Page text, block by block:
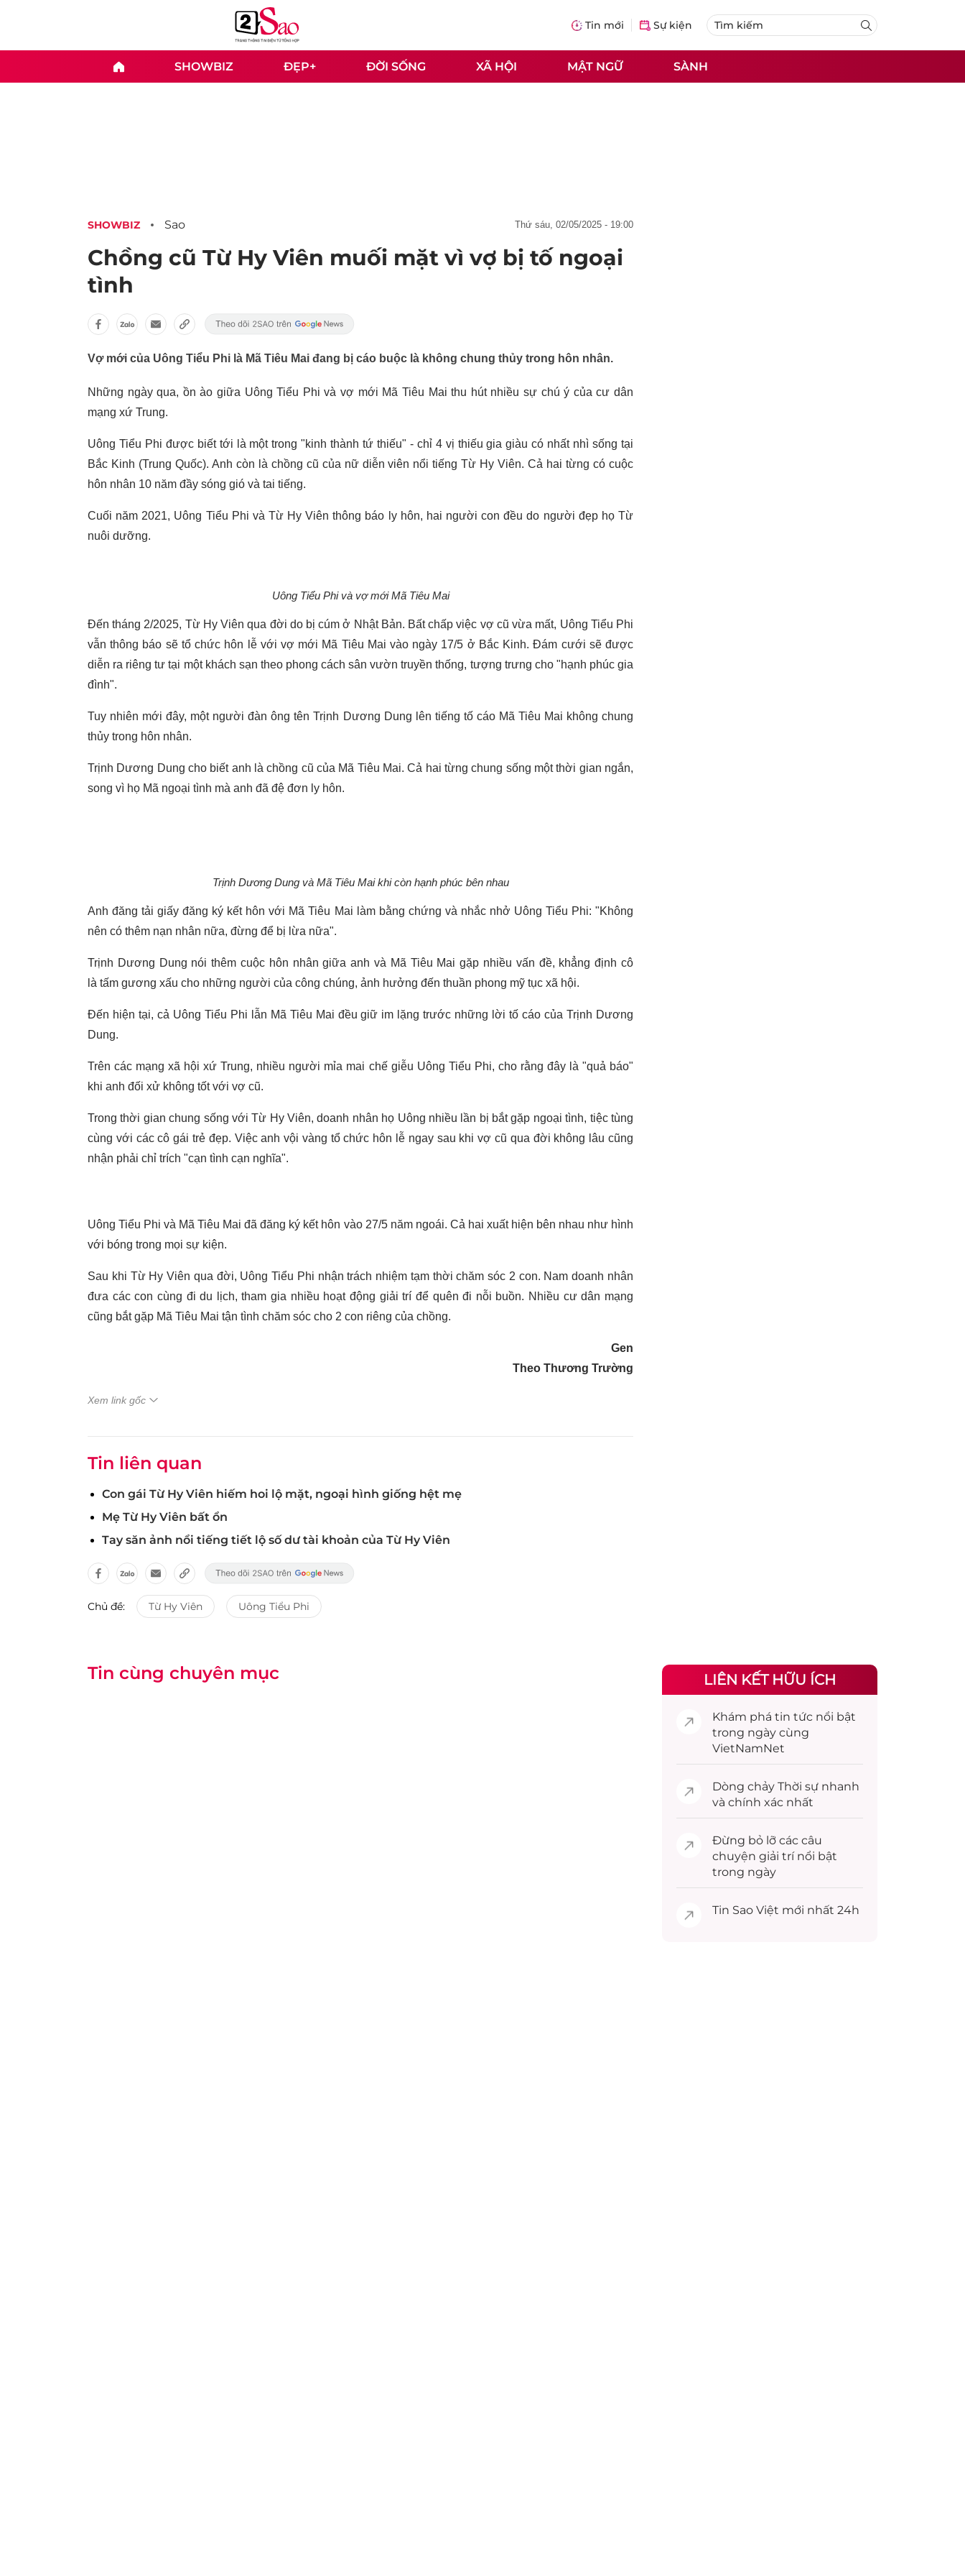
Tin mới Sự kiện
SHOWBIZ ĐẸP+ ĐỜI SỐNG XÃ HỘI MẬT NGỮ SÀNH
SHOWBIZ Sao thứ sáu, 02/05/2025 - 19:00
Chồng cũ Từ Hy Viên muối mặt vì vợ bị tố ngoại
tình
Vợ mới của Uông Tiểu Phi là Mã Tiêu Mai đang bị cáo buộc là không chung thủy trong hôn nhân.
Những ngày qua, ồn ào giữa Uông Tiểu Phi và vợ mới Mã Tiêu Mai thu hút nhiều sự chú ý của cư dân
mạng xứ Trung.
Uông Tiểu Phi được biết tới là một trong "kinh thành tứ thiếu" - chỉ 4 vị thiếu gia giàu có nhất nhì sống tại
Bắc Kinh (Trung Quốc). Anh còn là chồng cũ của nữ diễn viên nổi tiếng Từ Hy Viên. Cả hai từng có cuộc
hôn nhân 10 năm đầy sóng gió và tai tiếng.
Cuối năm 2021, Uông Tiểu Phi và Từ Hy Viên thông báo ly hôn, hai người con đều do người đẹp họ Từ
nuôi dưỡng.
Uông Tiểu Phi và vợ mới Mã Tiêu Mai
Đến tháng 2/2025, Từ Hy Viên qua đời do bị cúm ở Nhật Bản. Bất chấp việc vợ cũ vừa mất, Uông Tiểu Phi
vẫn thông báo sẽ tổ chức hôn lễ với vợ mới Mã Tiêu Mai vào ngày 17/5 ở Bắc Kinh. Đám cưới sẽ được
diễn ra riêng tư tại một khách sạn theo phong cách sân vườn truyền thống, tượng trưng cho "hạnh phúc gia
đình".
Tuy nhiên mới đây, một người đàn ông tên Trịnh Dương Dung lên tiếng tố cáo Mã Tiêu Mai không chung
thủy trong hôn nhân.
Trịnh Dương Dung cho biết anh là chồng cũ của Mã Tiêu Mai. Cả hai từng chung sống một thời gian ngắn,
song vì họ Mã ngoại tình mà anh đã đệ đơn ly hôn.
Trịnh Dương Dung và Mã Tiêu Mai khi còn hạnh phúc bên nhau
Anh đăng tải giấy đăng ký kết hôn với Mã Tiêu Mai làm bằng chứng và nhắc nhở Uông Tiểu Phi: "Không
nên có thêm nạn nhân nữa, đừng để bị lừa nữa".
Trịnh Dương Dung nói thêm cuộc hôn nhân giữa anh và Mã Tiêu Mai gặp nhiều vấn đề, khẳng định cô
là tấm gương xấu cho những người của công chúng, ảnh hưởng đến thuần phong mỹ tục xã hội.
Đến hiện tại, cả Uông Tiểu Phi lẫn Mã Tiêu Mai đều giữ im lặng trước những lời tố cáo của Trịnh Dương
Dung.
Trên các mạng xã hội xứ Trung, nhiều người mỉa mai chế giễu Uông Tiểu Phi, cho rằng đây là "quả báo"
khi anh đối xử không tốt với vợ cũ.
Trong thời gian chung sống với Từ Hy Viên, doanh nhân họ Uông nhiều lần bị bắt gặp ngoại tình, tiệc tùng
cùng với các cô gái trẻ đẹp. Việc anh vội vàng tổ chức hôn lễ ngay sau khi vợ cũ qua đời không lâu cũng
nhận phải chỉ trích "cạn tình cạn nghĩa".
Uông Tiểu Phi và Mã Tiêu Mai đã đăng ký kết hôn vào 27/5 năm ngoái. Cả hai xuất hiện bên nhau như hình
với bóng trong mọi sự kiện.
Sau khi Từ Hy Viên qua đời, Uông Tiểu Phi nhận trách nhiệm tạm thời chăm sóc 2 con. Nam doanh nhân
đưa các con cùng đi du lịch, tham gia nhiều hoạt động giải trí để quên đi nỗi buồn. Nhiều cư dân mạng
cũng bắt gặp Mã Tiêu Mai tận tình chăm sóc cho 2 con riêng của chồng.
Gen
Theo Thương Trường
Xem link gốc
Tin liên quan
Con gái Từ Hy Viên hiếm hoi lộ mặt, ngoại hình giống hệt mẹ
Mẹ Từ Hy Viên bất ổn
Tay săn ảnh nổi tiếng tiết lộ số dư tài khoản của Từ Hy Viên
Chủ đề: Từ Hy Viên Uông Tiểu Phi
Tin cùng chuyên mục LIÊN KẾT HỮU ÍCH
Khám phá tin tức nổi bật
trong ngày cùng
VietNamNet
Dòng chảy Thời sự nhanh
và chính xác nhất
Đừng bỏ lỡ các câu
chuyện giải trínổi bật
trong ngày
Tin Sao Việt mới nhất 24h